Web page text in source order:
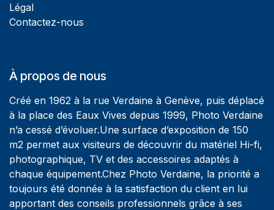
Légal
Contactez-nous
À propos de nous
Créé en 1962 à la rue Verdaine à Genève, puis déplacé
à la place des Eaux Vives depuis 1999, Photo Verdaine
n’a cessé d’évoluer.Une surface d’exposition de 150
m2 permet aux visiteurs de découvrir du matériel Hi-fi,
photographique, TV et des accessoires adaptés à
chaque équipement.Chez Photo Verdaine, la priorité a
toujours été donnée à la satisfaction du client en lui
apportant des conseils professionnels grâce à ses